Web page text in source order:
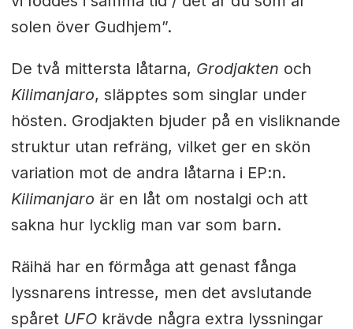
solen över Gudhjem”.
De två mittersta låtarna, Grodjakten och
Kilimanjaro, släpptes som singlar under
hösten. Grodjakten bjuder på en visliknande
struktur utan refräng, vilket ger en skön
variation mot de andra låtarna i EP:n.
Kilimanjaro är en låt om nostalgi och att
sakna hur lycklig man var som barn.
Räihä har en förmåga att genast fånga
lyssnarens intresse, men det avslutande
spåret UFOkrävde några extra lyssningar